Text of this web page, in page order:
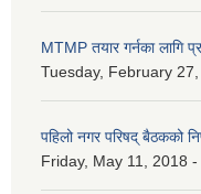
MTMP तयार गर्नका लागि
Tuesday, February
पहिलो नगर परिषद् बैठकको
Friday, May 11, 2018